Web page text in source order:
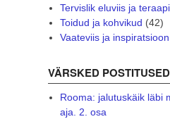
Tervislik eluviis ja
Toidud ja kohvikud (42)
Vaateviis ja inspiratsioon
VÄRSKED POSTITUSED
Rooma: jalutuskäik läbi
aja. 2. osa